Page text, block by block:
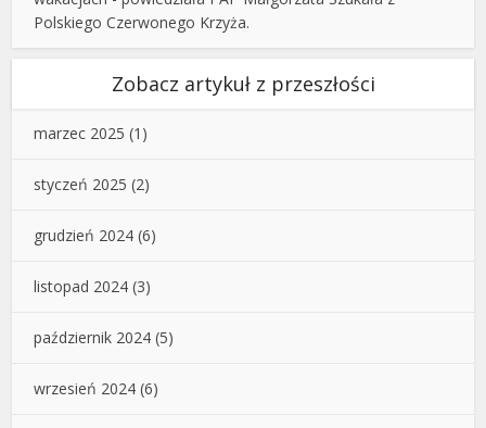
Polskiego Czerwonego Krzyża.
Zobacz artykuł z przeszłości
marzec 2025 (1)
styczeń 2025 (2)
grudzień 2024 (6)
listopad 2024 (3)
październik 2024 (5)
wrzesień 2024 (6)